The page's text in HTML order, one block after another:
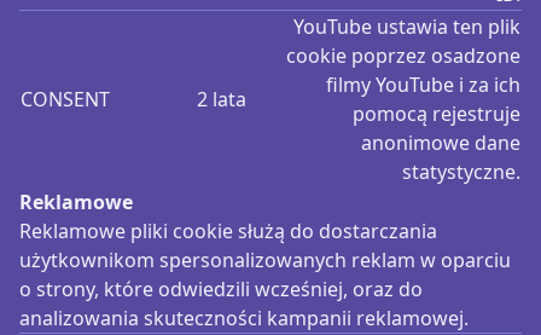
CONSENT 2 lata
YouTube ustawia ten plik
cookie poprzez osadzone
filmy YouTube i za ich
pomocą rejestruje
anonimowe dane
statystyczne.
Reklamowe
Reklamowe pliki cookie służą do dostarczania
użytkownikom spersonalizowanych reklam w oparciu
o strony, które odwiedzili wcześniej, oraz do
analizowania skuteczności kampanii reklamowej.